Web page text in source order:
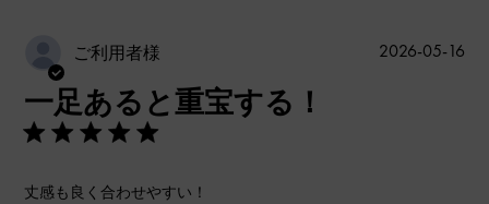
ご利用者様
一足あると重宝する！
丈感も良く合わせやすい！
公
2026-05-16